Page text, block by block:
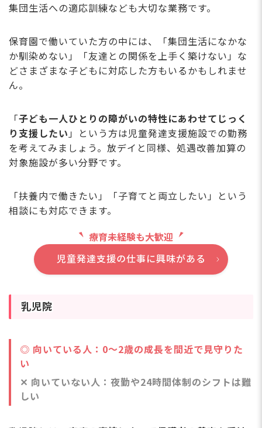
集団生活への適応訓練なども大切な業務です。
保育園で働いていた方の中には、「集団生活になかな
か馴染めない」「友達との関係を上手く築けない」な
どさまざまな子どもに対応した方もいるかもしれませ
ん。
「子ども一人ひとりの障がいの特性にあわせてじっく
り支援したい 」という方は児童発達支援施設での勤務
を考えてみましょう。放デイと同様、処遇改善加算の
対象施設が多い分野です。
「扶養内で働きたい」「子育てと両立したい」という
相談にも対応できます。
療育未経験も大歓迎
児童発達支援の仕事に興味がある
乳児院
◎ 向いている人：0〜2歳の成長を間近で見守りた
い
✕ 向いていない人：夜勤や24時間体制のシフトは難
しい